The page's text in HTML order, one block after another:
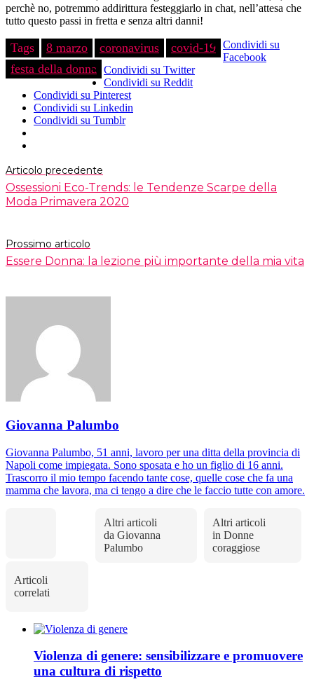
perchè no, potremmo addirittura festeggiarlo in chat, nell’attesa che
tutto questo passi in fretta e senza altri danni!
Tags 8 marzo coronavirus
covid-19
festa della donna
Condividi su
Facebook
Condividi su Twitter
Condividi su Reddit
Condividi su Pinterest
Condividi su Linkedin
Condividi su Tumblr
Articolo precedente
Ossessioni Eco-Trends: le Tendenze Scarpe della
Moda Primavera 2020
Prossimo articolo
Essere Donna: la lezione più importante della mia vita
Giovanna Palumbo
Giovanna Palumbo, 51 anni, lavoro per una ditta della provincia di
Napoli come impiegata. Sono sposata e ho un figlio di 16 anni.
Trascorro il mio tempo facendo tante cose, quelle cose che fa una
mamma che lavora, ma ci tengo a dire che le faccio tutte con amore.
Articoli
correlati
Altri articoli
da Giovanna
Palumbo
Altri articoli
in Donne
coraggiose
Violenza di genere: sensibilizzare e promuovere
una cultura di rispetto